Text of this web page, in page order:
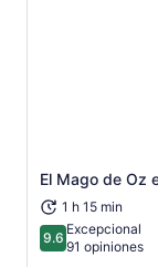
El Mago de Oz
1 h 15 min
9.69.6 de 10
Excepcional
91 opiniones